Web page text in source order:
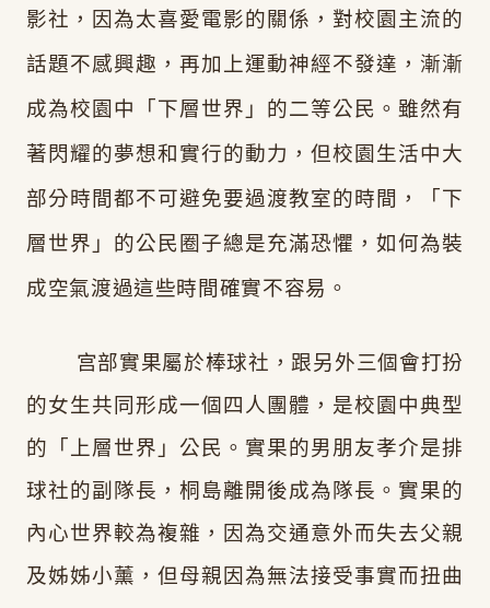
影社，因為太喜愛電影的關係，對校園主流的
話題不感興趣，再加上運動神經不發達，漸漸
成為校園中「下層世界」的二等公民。雖然有
著閃耀的夢想和實行的動力，但校園生活中大
部分時間都不可避免要過渡教室的時間，「下
層世界」的公民圈子總是充滿恐懼，如何為裝
成空氣渡過這些時間確實不容易。
宫部實果屬於棒球社，跟另外三個會打扮
的女生共同形成一個四人團體，是校園中典型
的「上層世界」公民 。實果的男朋友孝介是排
球社的副隊長，桐島離開後成為隊長。實果的
內心世界較為複雜，因為交通意外而失去父親
及姊姊小薰，但母親因為無法接受事實而扭曲